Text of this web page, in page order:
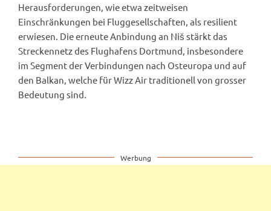
Herausforderungen, wie etwa zeitweisen
Einschränkungen bei Fluggesellschaften, als resilient
erwiesen. Die erneute Anbindung an Niš stärkt das
Streckennetz des Flughafens Dortmund, insbesondere
im Segment der Verbindungen nach Osteuropa und auf
den Balkan, welche für Wizz Air traditionell von grosser
Bedeutung sind.
Werbung